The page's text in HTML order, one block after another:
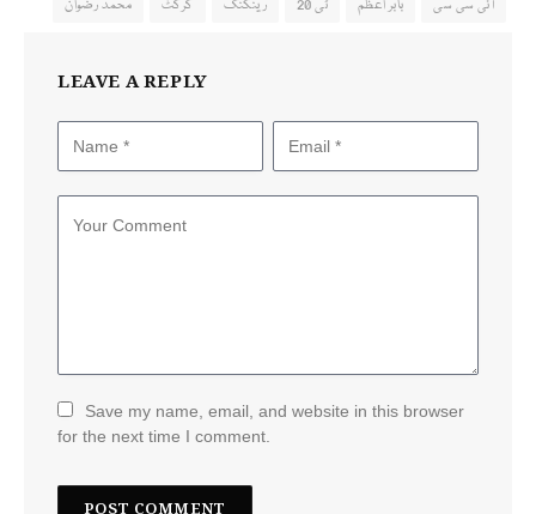
آئی سی سی بابر اعظم ٹی 20 رینکنگ کرکٹ محمد رضوان
LEAVE A REPLY
Save my name, email, and website in this browser
for the next time I comment.